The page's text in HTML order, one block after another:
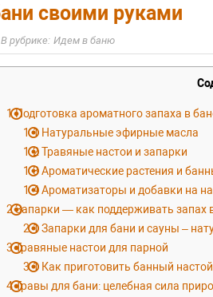
своими руками
Идем в баню
1Подготовка ароматного запаха в
1.1 Натуральные эфирные масла
1.2Травяные настои и запарки
1.3Ароматические растения и
1.4Ароматизаторы и добавки на
2Запарки — как поддерживать запах
2.1Запарки для бани и сауны –
3Травяные настои для парной
3.1 Как приготовить банный
4Травы для бани: целебная сила